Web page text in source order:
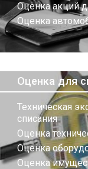
Оценка акций
Оценка
Оценка для
Техническая
списания
Оценка
Оценка
Оценка